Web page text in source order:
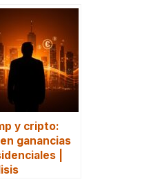
y cripto:
ganancias
|